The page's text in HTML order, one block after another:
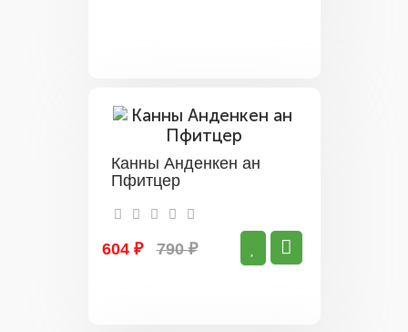
Канны Анденкен ан
Пфитцер
604 ₽ 790 ₽